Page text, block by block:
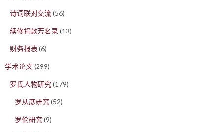
诗词联对交流(56)
续修捐款芳名录(13)
财务报表 (6)
学术论文(299)
罗氏人物研究(179)
罗从彦研究(52)
罗伦研究(9)